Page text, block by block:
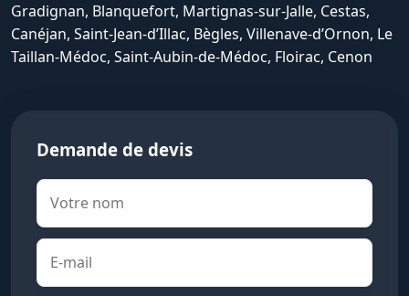
Gradignan, Blanquefort, Martignas-sur-Jalle, Cestas,
Canéjan, Saint-Jean-d’Illac, Bègles, Villenave-d’Ornon, Le
Taillan-Médoc, Saint-Aubin-de-Médoc, Floirac, Cenon
Demande de devis